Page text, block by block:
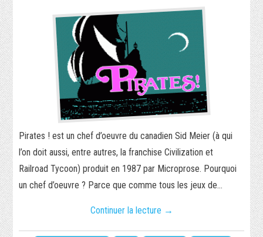
Pirates ! est un chef d’oeuvre du canadien Sid Meier (à qui
l’on doit aussi, entre autres, la franchise Civilization et
Railroad Tycoon) produit en 1987 par Microprose. Pourquoi
un chef d’oeuvre ? Parce que comme tous les jeux de…
Continuer la lecture →